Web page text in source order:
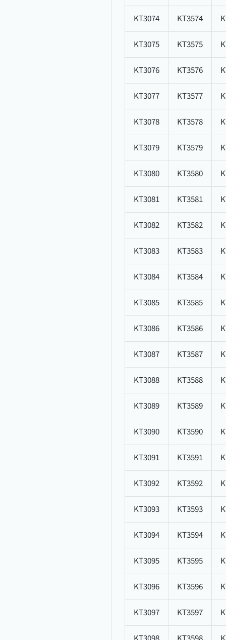
KT3074 KT3574
KT3075 KT3575
KT3076 KT3576
KT3077 KT3577
KT3078 KT3578
KT3079 KT3579
KT3080 KT3580
KT3081 KT3581
KT3082 KT3582
KT3083 KT3583
KT3084 KT3584
KT3085 KT3585
KT3086 KT3586
KT3087 KT3587
KT3088 KT3588
KT3089 KT3589
KT3090 KT3590
KT3091 KT3591
KT3092 KT3592
KT3093 KT3593
KT3094 KT3594
KT3095 KT3595
KT3096 KT3596
KT3097 KT3597